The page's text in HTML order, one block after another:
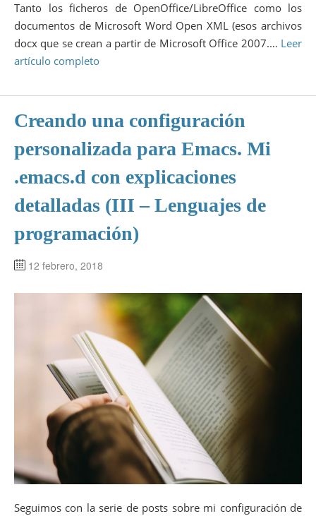
Tanto los ficheros de OpenOffice/LibreOffice como los
documentos de Microsoft Word Open XML (esos archivos
docx que se crean a partir de Microsoft Office 2007.… Leer
artículo completo
Creando una configuración
personalizada para Emacs. Mi
.emacs.d con explicaciones
detalladas (III – Lenguajes de
programación)
12 febrero, 2018
Seguimos con la serie de posts sobre mi configuración de